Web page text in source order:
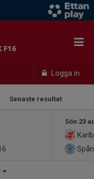
Logga in
F16
Senaste resultat
Sön 23